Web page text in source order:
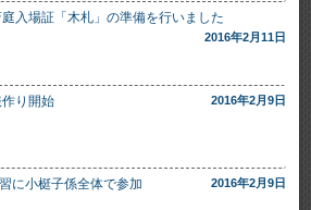
入場証「木札」の準備を行いました
2016年2月11日
り開始 2016年2月9日
に小梃子係全体で参加 2016年2月9日